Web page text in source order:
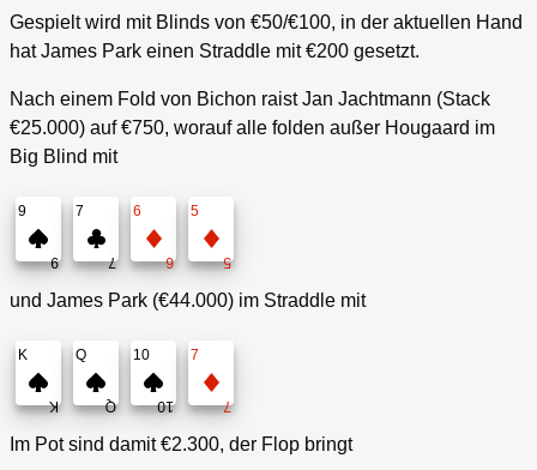
Gespielt wird mit Blinds von €50/€100, in der aktuellen Hand
hat James Park einen Straddle mit €200 gesetzt.
Nach einem Fold von Bichon raist Jan Jachtmann (Stack
€25.000) auf €750, worauf alle folden außer Hougaard im
Big Blind mit
9
9
7
7
6
6
5
5
und James Park (€44.000) im Straddle mit
K
K
Q
Q
10
10
7
7
Im Pot sind damit €2.300, der Flop bringt